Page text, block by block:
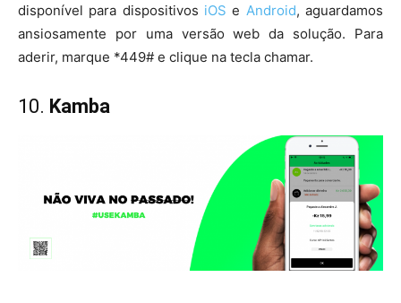
disponível para dispositivos iOS e Android, aguardamos
ansiosamente por uma versão web da solução. Para
aderir, marque *449# e clique na tecla chamar.
10. Kamba